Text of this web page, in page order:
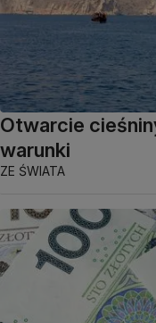
Otwarcie
warunki
ZE ŚWIATA